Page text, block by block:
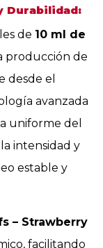
Durabilidad:
de 10 ml de
producción de
desde el
avanzada
uniforme del
intensidad y
estable y
– Strawberry
facilitando